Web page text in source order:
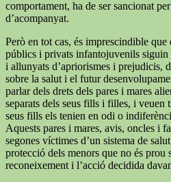
comportament, ha de ser sancionat
d’acompanyat.
Però en tot cas, és imprescindible que
públics i privats infantojuvenils siguin
i allunyats d’apriorismes i prejudicis,
sobre la salut i el futur
parlar dels drets dels pares i mares
separats dels seus fills i filles, i veuen
seus fills els tenien en odi o
Aquests pares i mares, avis, oncles i
segones víctimes d’un sistema de
protecció dels menors que no és prou
reconeixement i l’acció decidida